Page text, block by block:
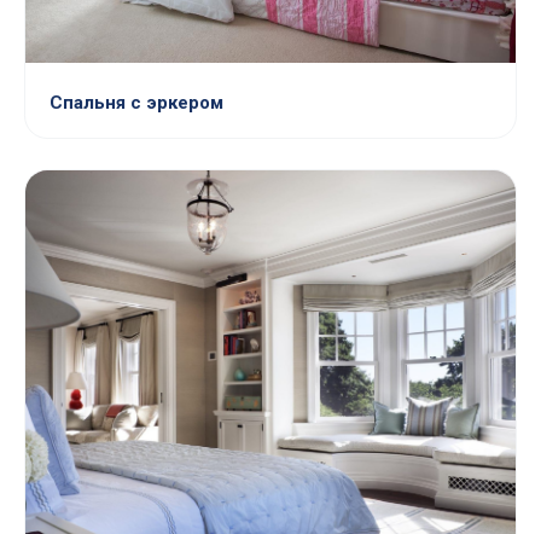
Спальня с эркером